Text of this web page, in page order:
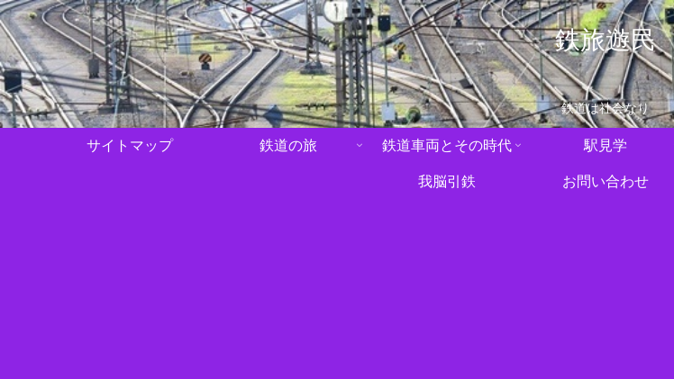
鉄旅遊民
鉄道は社会なり
サイトマップ 鉄道の旅 鉄道車両とその時代 駅見学
我脳引鉄 お問い合わせ